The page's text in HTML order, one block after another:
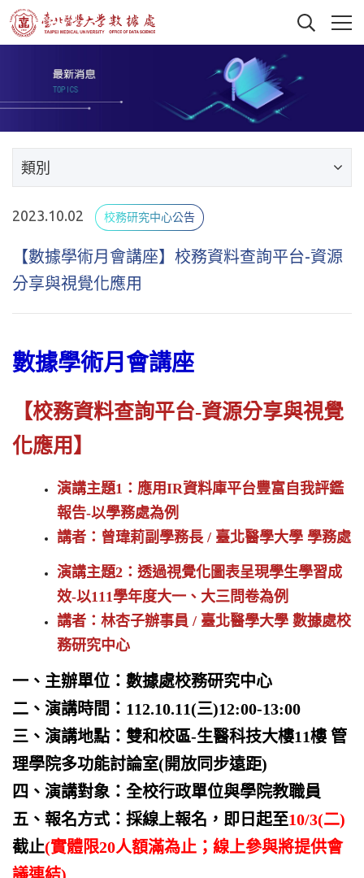
類別
2023.10.02 校務研究中心公告
【數據學術月會講座】校務資料查詢平台-資源
分享與視覺化應用
數據學術月會講座
【校務資料查詢平台-資源分享與視覺
化應用】
演講主題1：應用IR資料庫平台豐富自我評鑑
報告-以學務處為例
講者：曾瑋莉副學務長 / 臺北醫學大學 學務處
演講主題2：透過視覺化圖表呈現學生學習成
效-以111學年度大一、大三問卷為例
講者：林杏子辦事員 / 臺北醫學大學 數據處校
務研究中心
一、主辦單位：數據處校務研究中心
二、演講時間：112.10.11(三)12:00-13:00
三、演講地點 ： 雙和校區-生醫科技大樓11樓 管
理學院多功能討論室(開放同步遠距)
四、演講對象 ： 全校行政單位與學院教職員
五、報名方式：採線上報名，即日起至10/3(二)
截止(實體限20人額滿為止；線上參與將提供會